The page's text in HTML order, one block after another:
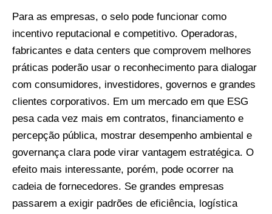
Para as empresas, o selo pode funcionar como
incentivo reputacional e competitivo. Operadoras,
fabricantes e data centers que comprovem melhores
práticas poderão usar o reconhecimento para dialogar
com consumidores, investidores, governos e grandes
clientes corporativos. Em um mercado em que ESG
pesa cada vez mais em contratos, financiamento e
percepção pública, mostrar desempenho ambiental e
governança clara pode virar vantagem estratégica. O
efeito mais interessante, porém, pode ocorrer na
cadeia de fornecedores. Se grandes empresas
passarem a exigir padrões de eficiência, logística